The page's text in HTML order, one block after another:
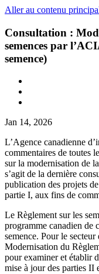
Aller au contenu
Consultation :
semences par
semence)
Jan 14, 2026
L’Agence canadienne
commentaires de toutes
sur la modernisation de
s’agit de la dernière
publication des projets
partie I, aux fins de
Le Règlement sur les
programme canadien de
semence. Pour le
Modernisation du
pour examiner et établir
mise à jour des parties II